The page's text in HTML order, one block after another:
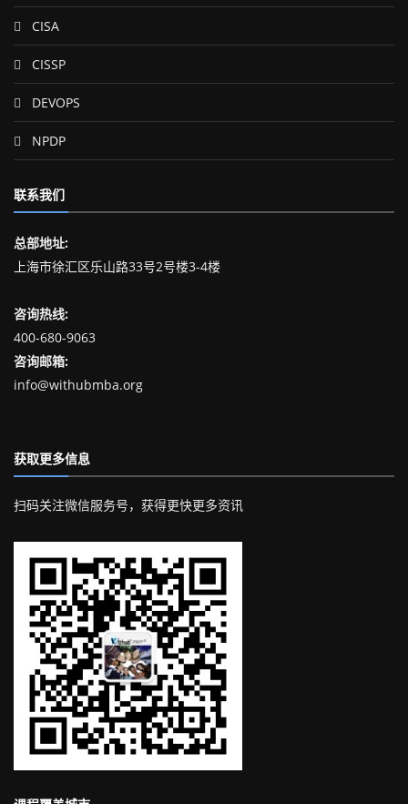
CISA
CISSP
DEVOPS
NPDP
联系我们
总部地址:
上海市徐汇区乐山路33号2号楼3-4楼
咨询热线:
400-680-9063
咨询邮箱:
info@withubmba.org
获取更多信息
扫码关注微信服务号，获得更快更多资讯